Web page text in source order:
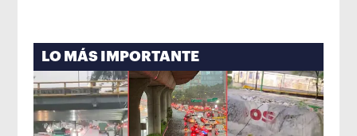
LO MÁS IMPORTANTE